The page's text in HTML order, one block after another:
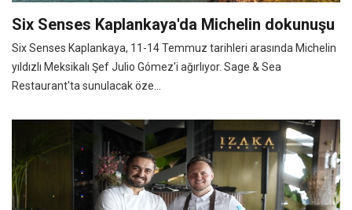
Six Senses Kaplankaya'da Michelin dokunuşu
Six Senses Kaplankaya, 11-14 Temmuz tarihleri arasında Michelin
yıldızlı Meksikalı Şef Julio Gómez'i ağırlıyor. Sage & Sea
Restaurant'ta sunulacak öze...